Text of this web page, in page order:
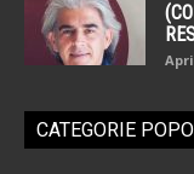
CATEGORIE